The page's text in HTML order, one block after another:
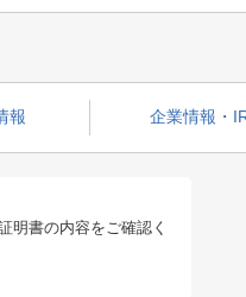
報 企業情報・
明書の内容をご確認く